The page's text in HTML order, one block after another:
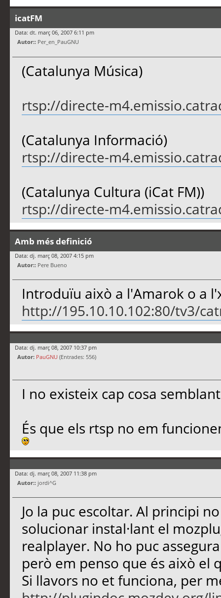
icatFM
Data: dt. març 06, 2007 6:11 pm
Autor:: Per_en_PauGNU
(Catalunya Música)
rtsp://directe-
(Catalunya Informació)
rtsp://directe-
(Catalunya Cultura (iCat FM))
rtsp://directe-
Amb més definició
Data: dj. març 08, 2007 4:15 pm
Autor:: Pere Bueno
Introduïu això a l'Amarok o a
http://195.10.10.102:80/tv3/
Data: dj. març 08, 2007 10:37 pm
Autor: PauGNU (Entrades: 556)
I no existeix cap cosa
És que els rtsp no em
Data: dj. març 08, 2007 11:38 pm
Autor:: jordi^G
Jo la puc escoltar. Al principi
solucionar instal·lant el
realplayer. No ho puc
però em penso que és això el
Si llavors no et funciona, per